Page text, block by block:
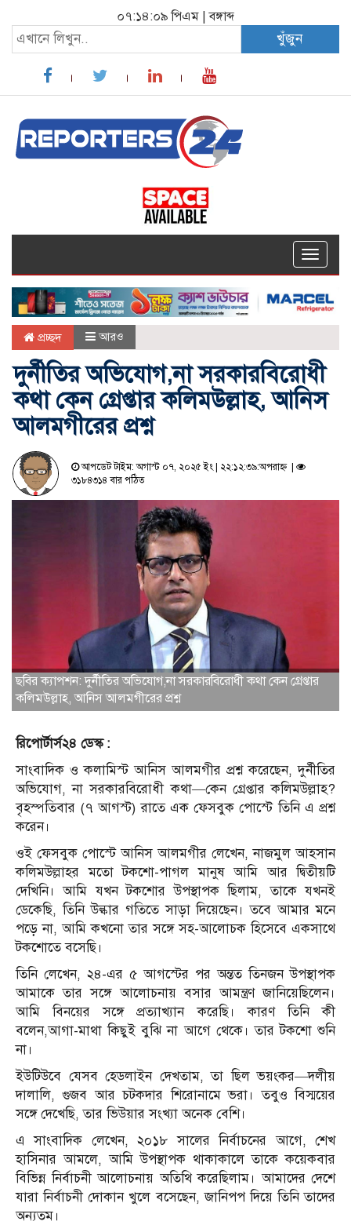
০৭:১৪:১০ পিএম| বঙ্গাব্দ
খুঁজুন
Toggle
প্রচ্ছদ আরও
দুর্নীতির অভিযোগ,না সরকারবিরোধী
কথা কেন গ্রেপ্তার কলিমউল্লাহ, আনিস
আলমগীরের প্রশ্ন
আপডেট টাইম: অগাস্ট ০৭, ২০২৫ ইং | ২২:১২:৩৯:অপরাহ্ন |
৩১৮৪৩১৪ বার পঠিত
ছবির ক্যাপশন: দুর্নীতির অভিযোগ,না সরকারবিরোধী কথা কেন গ্রেপ্তার
কলিমউল্লাহ, আনিস আলমগীরের প্রশ্ন
রিপোর্টার্স২৪ ডেস্ক :
সাংবাদিক ও কলামিস্ট আনিস আলমগীর প্রশ্ন করেছেন, দুর্নীতির
অভিযোগ, না সরকারবিরোধী কথা—কেন গ্রেপ্তার কলিমউল্লাহ?
বৃহস্পতিবার (৭ আগস্ট) রাতে এক ফেসবুক পোস্টে তিনি এ প্রশ্ন
করেন।
ওই ফেসবুক পোস্টে আনিস আলমগীর লেখেন, নাজমুল আহসান
কলিমউল্লাহর মতো টকশো-পাগল মানুষ আমি আর দ্বিতীয়টি
দেখিনি। আমি যখন টকশোর উপস্থাপক ছিলাম, তাকে যখনই
ডেকেছি, তিনি উল্কার গতিতে সাড়া দিয়েছেন। তবে আমার মনে
পড়ে না, আমি কখনো তার সঙ্গে সহ-আলোচক হিসেবে একসাথে
টকশোতে বসেছি।
তিনি লেখেন, ২৪-এর ৫ আগস্টের পর অন্তত তিনজন উপস্থাপক
আমাকে তার সঙ্গে আলোচনায় বসার আমন্ত্রণ জানিয়েছিলেন।
আমি বিনয়ের সঙ্গে প্রত্যাখ্যান করেছি। কারণ তিনি কী
বলেন,আগা-মাথা কিছুই বুঝি না আগে থেকে। তার টকশো শুনি
না।
ইউটিউবে যেসব হেডলাইন দেখতাম, তা ছিল ভয়ংকর—দলীয়
দালালি, গুজব আর চটকদার শিরোনামে ভরা। তবুও বিস্ময়ের
সঙ্গে দেখেছি, তার ভিউয়ার সংখ্যা অনেক বেশি।
এ সাংবাদিক লেখেন, ২০১৮ সালের নির্বাচনের আগে, শেখ
হাসিনার আমলে, আমি উপস্থাপক থাকাকালে তাকে কয়েকবার
বিভিন্ন নির্বাচনী আলোচনায় অতিথি করেছিলাম। আমাদের দেশে
যারা নির্বাচনী দোকান খুলে বসেছেন, জানিপপ দিয়ে তিনি তাদের
অন্যতম।